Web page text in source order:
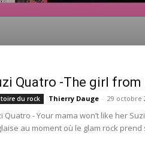
Quatro -The girl
du rock Thierry Dauge - 29 octobre
Quatro - Your mama won’t like her
au moment où le glam rock prend